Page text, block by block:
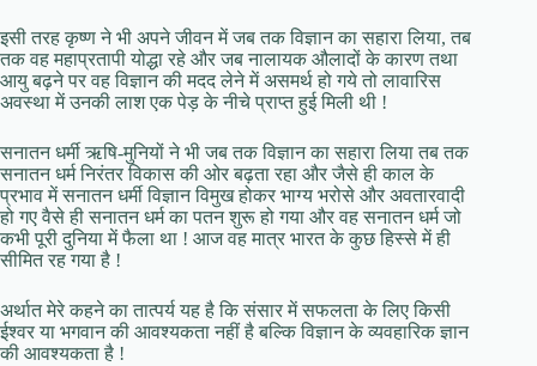
इसी तरह कृष्ण ने भी अपने जीवन में जब तक विज्ञान का सहारा लिया, तब
तक वह महाप्रतापी योद्धा रहे और जब नालायक औलादों के कारण तथा
आयु बढ़ने पर वह विज्ञान की मदद लेने में असमर्थ हो गये तो लावारिस
अवस्था में उनकी लाश एक पेड़ के नीचे प्राप्त हुई मिली थी !
सनातन धर्मी ऋषि-मुनियों ने भी जब तक विज्ञान का सहारा लिया तब तक
सनातन धर्म निरंतर विकास की ओर बढ़ता रहा और जैसे ही काल के
प्रभाव में सनातन धर्मी विज्ञान विमुख होकर भाग्य भरोसे और अवतारवादी
हो गए वैसे ही सनातन धर्म का पतन शुरू हो गया और वह सनातन धर्म जो
कभी पूरी दुनिया में फैला था ! आज वह मात्र भारत के कुछ हिस्से में ही
सीमित रह गया है !
अर्थात मेरे कहने का तात्पर्य यह है कि संसार में सफलता के लिए किसी
ईश्वर या भगवान की आवश्यकता नहीं है बल्कि विज्ञान के व्यवहारिक ज्ञान
की आवश्यकता है !